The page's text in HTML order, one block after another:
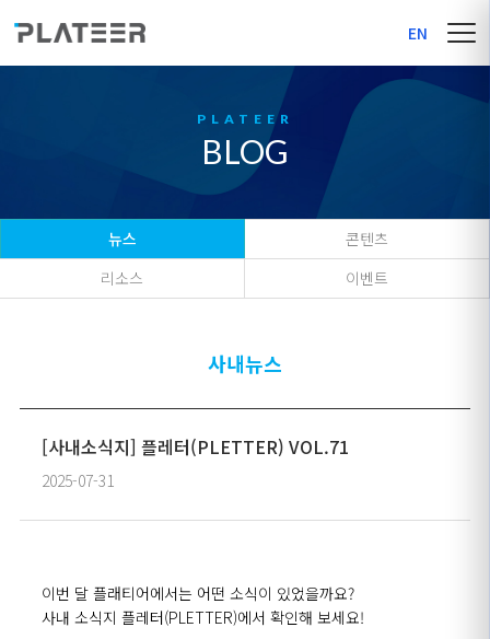
EN
BLOG
뉴스
콘텐츠
리소스
이벤트
사내뉴스
[사내소식지] 플레터(PLETTER) VOL.71
2025-07-31
이번 달 플래티어에서는 어떤 소식이 있었을까요?
사내 소식지 플레터(PLETTER)에서 확인해 보세요!